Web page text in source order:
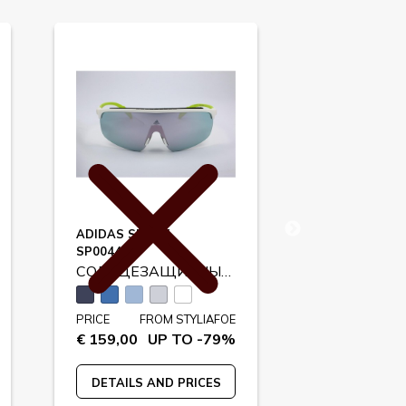
ADIDAS SPORT
SP0044
СОЛНЦЕЗАЩИТНЫЕ ОЧКИ
PRICE
€ 159,00
FROM STYLIAFOE
UP TO -79%
DETAILS AND PRICES